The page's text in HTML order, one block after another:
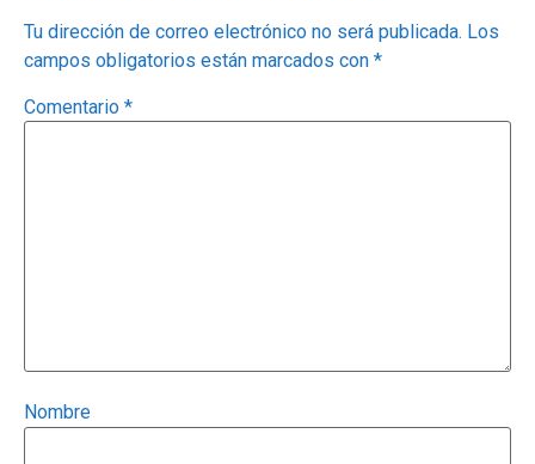
Tu dirección de correo electrónico no será publicada. Los
campos obligatorios están marcados con *
Comentario *
Nombre